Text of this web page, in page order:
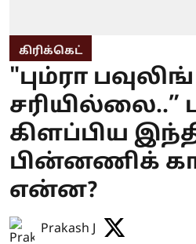
கிரிக்கெட்
"பும்ரா பவுலிங்
சரியில்லை..”
கிளப்பிய
பின்னணிக்
என்ன?
Prakash J